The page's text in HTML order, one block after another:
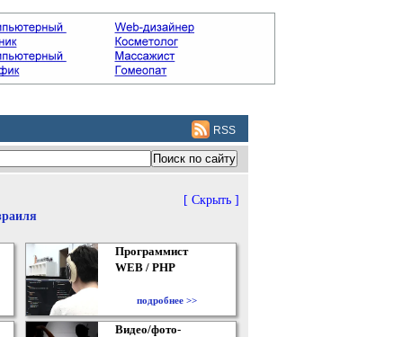
RSS
[ Скрыть ]
Программист
WEB / PHP
подробнее >>
Видео/фото-